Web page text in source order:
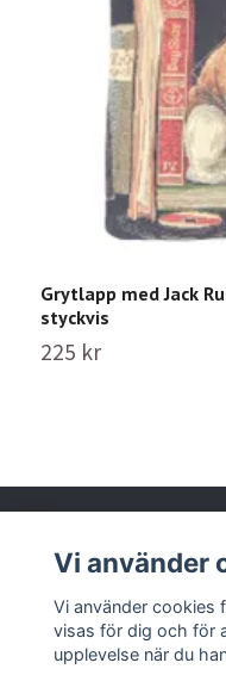
Grytlapp med Jack
styckvis
225 kr
Läs mer
Vi använder
Vi använder cookies
visas för dig och för
upplevelse när du